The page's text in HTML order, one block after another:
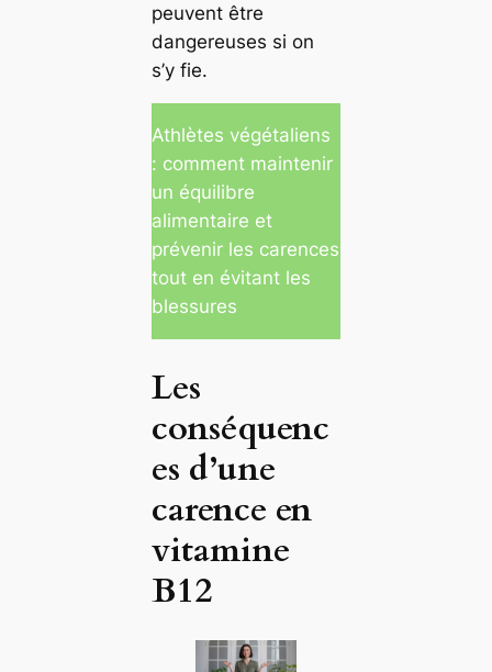
peuvent être
dangereuses si on
s’y fie.
Athlètes végétaliens
: comment maintenir
un équilibre
alimentaire et
prévenir les carences
tout en évitant les
blessures
Les
conséquenc
es d’une
carence en
vitamine
B12